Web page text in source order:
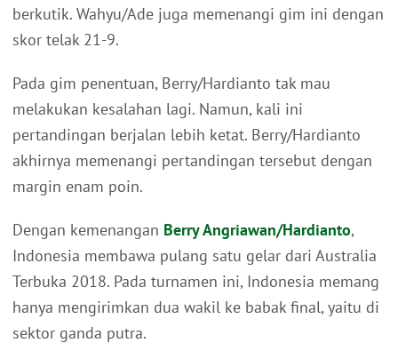
berkutik. Wahyu/Ade juga memenangi gim ini dengan
skor telak 21-9.
Pada gim penentuan, Berry/Hardianto tak mau
melakukan kesalahan lagi. Namun, kali ini
pertandingan berjalan lebih ketat. Berry/Hardianto
akhirnya memenangi pertandingan tersebut dengan
margin enam poin.
Dengan kemenangan Berry Angriawan/Hardianto,
Indonesia membawa pulang satu gelar dari Australia
Terbuka 2018. Pada turnamen ini, Indonesia memang
hanya mengirimkan dua wakil ke babak final, yaitu di
sektor ganda putra.